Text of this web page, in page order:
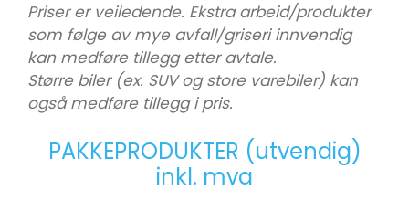
Priser er veiledende. Ekstra arbeid/produkter
som følge av mye avfall/griseri innvendig
kan medføre tillegg etter avtale.
Større biler (ex. SUV og store varebiler) kan
også medføre tillegg i pris.
PAKKEPRODUKTER (utvendig)
inkl. mva